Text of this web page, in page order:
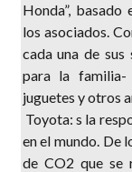
Honda”,
los asociados.
cada una de
para la
juguetes y otros
 Toyota: s la
en el mundo. De
de CO2 que se